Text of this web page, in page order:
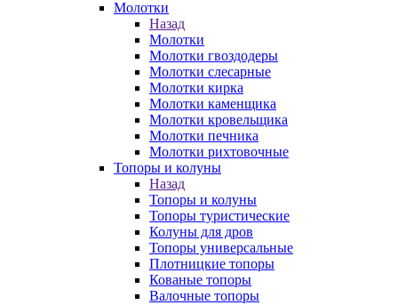
Молотки
Назад
Молотки
Молотки гвоздодеры
Молотки слесарные
Молотки кирка
Молотки каменщика
Молотки кровельщика
Молотки печника
Молотки рихтовочные
Топоры и колуны
Назад
Топоры и колуны
Топоры туристические
Колуны для дров
Топоры универсальные
Плотницкие топоры
Кованые топоры
Валочные топоры